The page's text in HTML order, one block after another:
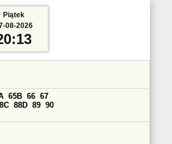
65B 66 67
88D 89 90
Piątek
08-2026